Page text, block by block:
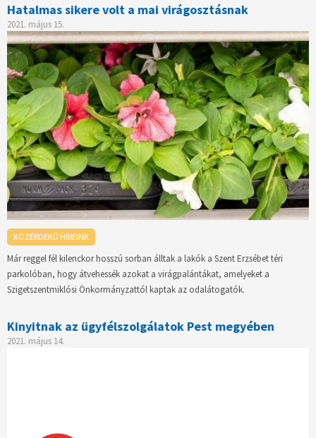
Hatalmas sikere volt a mai virágosztásnak
2021. május 15.
KÖZÉRDEKŰ HÍREINK
Már reggel fél kilenckor hosszú sorban álltak a lakók a Szent Erzsébet téri
parkolóban, hogy átvehessék azokat a virágpalántákat, amelyeket a
Szigetszentmiklósi Önkormányzattól kaptak az odalátogatók.
Kinyitnak az ügyfélszolgálatok Pest megyében
2021. május 14.